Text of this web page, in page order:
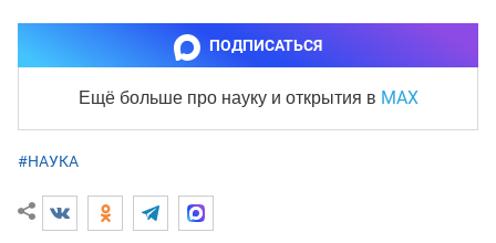
ПОДПИСАТЬСЯ
Ещё больше про науку и открытия в MAX
#НАУКА